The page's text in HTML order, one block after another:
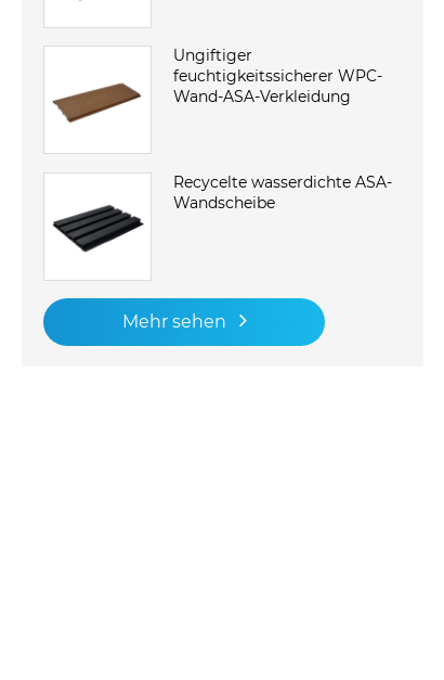
Ungiftiger
feuchtigkeitssicherer WPC-
Wand-ASA-Verkleidung
Recycelte wasserdichte ASA-
Wandscheibe
Mehr sehen